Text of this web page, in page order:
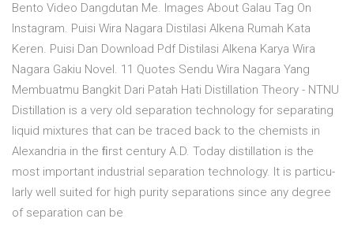
Bento Video Dangdutan Me. Images About Galau Tag On
Instagram. Puisi Wira Nagara Distilasi Alkena Rumah Kata
Keren. Puisi Dan Download Pdf Distilasi Alkena Karya Wira
Nagara Gakiu Novel. 11 Quotes Sendu Wira Nagara Yang
Membuatmu Bangkit Dari Patah Hati Distillation Theory - NTNU
Distillation is a very old separation technology for separating
liquid mixtures that can be traced back to the chemists in
Alexandria in the ﬁrst century A.D. Today distillation is the
most important industrial separation technology. It is particu-
larly well suited for high purity separations since any degree
of separation can be